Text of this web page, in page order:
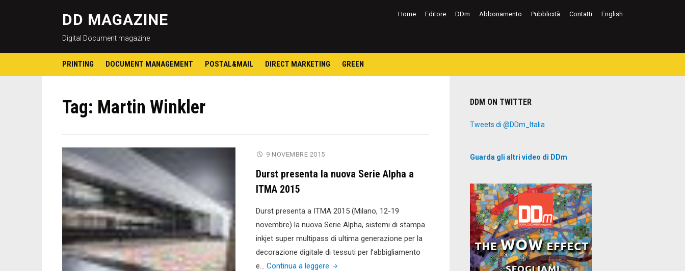
DD MAGAZINE
Digital Document magazine
Home Editore DDm Abbonamento Pubblicità Contatti English
PRINTING DOCUMENT MANAGEMENT POSTAL&MAIL DIRECT MARKETING GREEN
Tag: Martin Winkler
9 NOVEMBRE 2015
Durst presenta la nuova Serie Alpha a
ITMA 2015
Durst presenta a ITMA 2015 (Milano, 12-19
novembre) la nuova Serie Alpha, sistemi di stampa
inkjet super multipass di ultima generazione per la
decorazione digitale di tessuti per l’abbigliamento
e… Continua a leggere "Durst
DDM ON TWITTER
Tweets di @DDm_Italia
Guarda gli altri video di DDm